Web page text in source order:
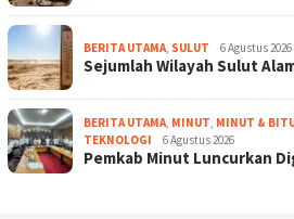
BERITA UTAMA SULUT 6 Agustus 2026
Sejumlah Wilayah Sulut
BERITA UTAMA MINUT MINUT &
TEKNOLOGI
6 Agustus 2026
Pemkab Minut Luncurkan